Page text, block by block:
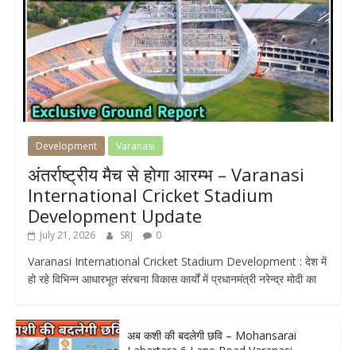
Development Varanasi
अंतर्राष्ट्रीय मैच से होगा आरम्भ – Varanasi
International Cricket Stadium
Development Update
July 21, 2026 SRJ 0
Varanasi International Cricket Stadium Development : देश में
हो रहे विभिन्न आधारभूत संरचना विकास कार्यों में प्रधानमंत्री नरेन्द्र मोदी का
अब कशी की बदलेगी छवि – Mohansarai